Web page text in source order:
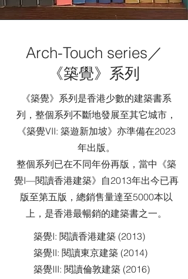
Arch-Touch series／
《築覺》系列
《築覺》系列是香港少數的建築書系
列，整個系列不斷地發展至其它城市，
《築覺VII: 築遊新加坡》亦準備在2023
年出版。
整個系列已在不同年份再版，當中《築
覺I—閱讀香港建築》自2013年出今已再
版至第五版，總銷售量達至5000本以
上，是香港最暢銷的建築書之一。
築覺I: 閱讀香港建築 (2013)
築覺II: 閱讀東京建築 (2014)
築覺III: 閱讀倫敦建築 (2016)